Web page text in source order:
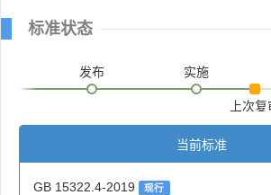
标准状态
发布 实施
上次复
当前标准
GB 15322.4-2019 现行